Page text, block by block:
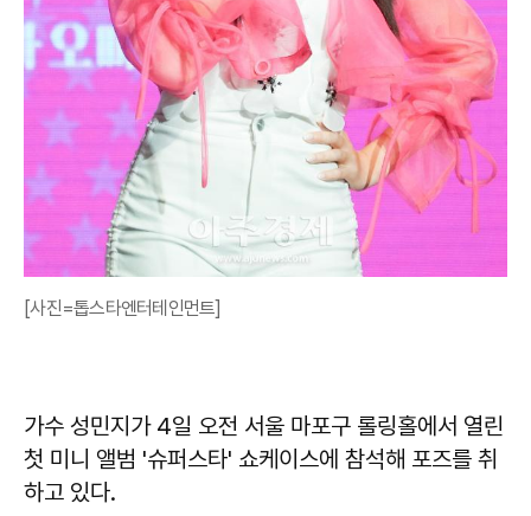
[사진=톱스타엔터테인먼트]
가수 성민지가 4일 오전 서울 마포구 롤링홀에서 열린
첫 미니 앨범 '슈퍼스타' 쇼케이스에 참석해 포즈를 취
하고 있다.